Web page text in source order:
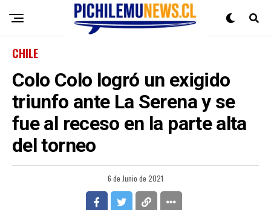
CHILE
Colo Colo logró un exigido
triunfo ante La Serena y se
fue al receso en la parte alta
del torneo
6 de Junio de 2021